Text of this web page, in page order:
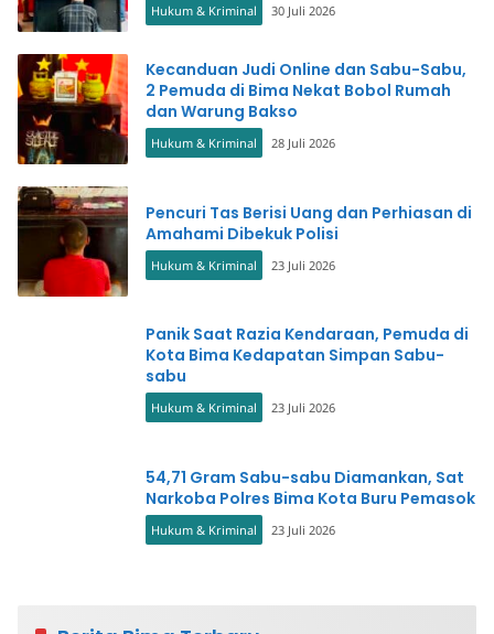
Hukum & Kriminal 30 Juli 2026
Kecanduan Judi Online dan Sabu-Sabu,
2 Pemuda di Bima Nekat Bobol Rumah
dan Warung Bakso
Hukum & Kriminal 28 Juli 2026
Pencuri Tas Berisi Uang dan Perhiasan di
Amahami Dibekuk Polisi
Hukum & Kriminal 23 Juli 2026
Panik Saat Razia Kendaraan, Pemuda di
Kota Bima Kedapatan Simpan Sabu-
sabu
Hukum & Kriminal 23 Juli 2026
54,71 Gram Sabu-sabu Diamankan, Sat
Narkoba Polres Bima Kota Buru Pemasok
Hukum & Kriminal 23 Juli 2026